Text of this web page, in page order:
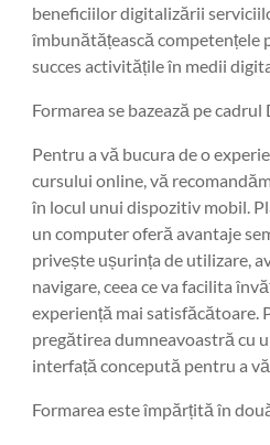
beneficiilor digitalizării
îmbunătățească competențele
succes activitățile în medii
Formarea se bazează pe
Pentru a vă bucura de o
cursului online, vă
în locul unui dispozitiv mobil.
un computer oferă avantaje
privește ușurința de utilizare,
navigare, ceea ce va facilita
experiență mai satisfăcătoare.
pregătirea dumneavoastră cu
interfață concepută pentru a
Formarea este împărțită în